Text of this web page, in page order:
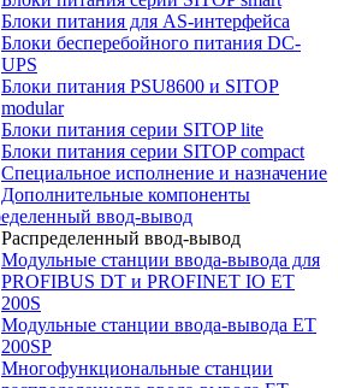
Блоки питания для AS-интерфейса
Блоки бесперебойного питания DC-
UPS
Блоки питания PSU8600 и SITOP
modular
Блоки питания серии SITOP lite
Блоки питания серии SITOP compact
Специальное исполнение и назначение
Дополнительные компоненты
ввод-вывод
Распределенный ввод-вывод
Модульные станции ввода-вывода для
PROFIBUS DT и PROFINET IO ET
200S
Модульные станции ввода-вывода ET
200SP
Многофункциональные станции